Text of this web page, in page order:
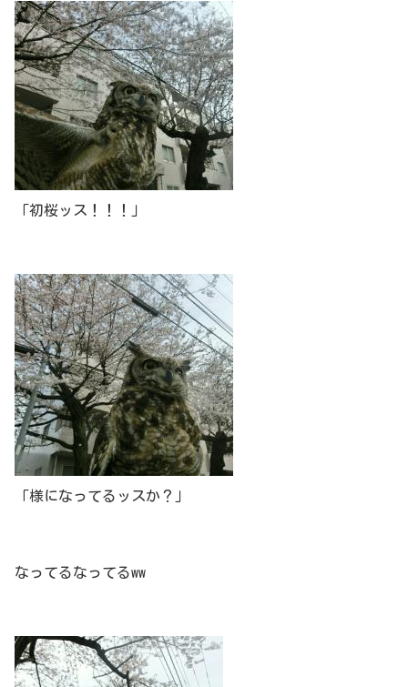
「初桜ッス！！！」
「様になってるッスか？」
なってるなってるww